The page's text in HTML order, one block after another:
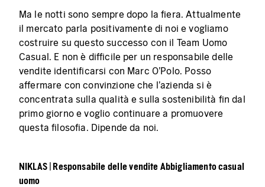
Ma le notti sono sempre dopo la fiera. Attualmente
il mercato parla positivamente di noi e vogliamo
costruire su questo successo con il Team Uomo
Casual. E non è difficile per un responsabile delle
vendite identificarsi con Marc O'Polo. Posso
affermare con convinzione che l'azienda si è
concentrata sulla qualità e sulla sostenibilità fin dal
primo giorno e voglio continuare a promuovere
questa filosofia. Dipende da noi.
NIKLAS | Responsabile delle vendite Abbigliamento casual
uomo